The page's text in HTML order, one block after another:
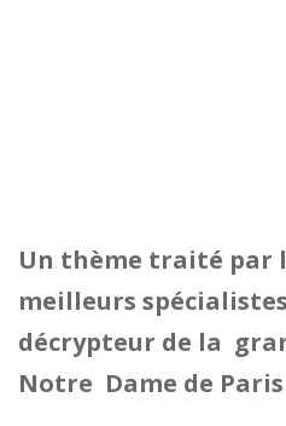
Un thème traité par
meilleurs
décrypteur de la
Notre Dame de Paris